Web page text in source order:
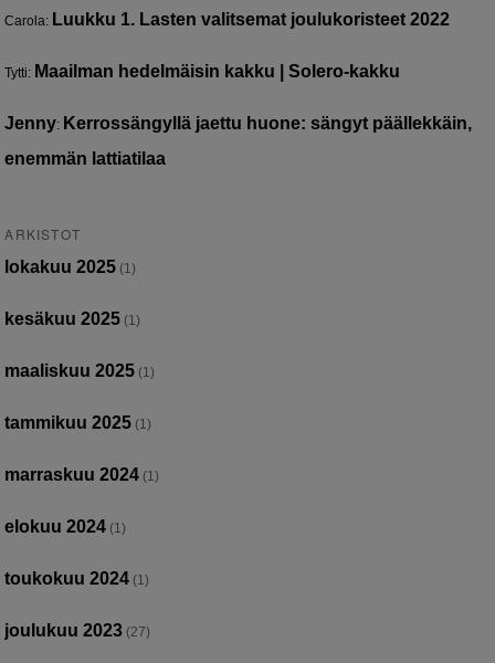
Carola: Luukku 1. Lasten valitsemat joulukoristeet 2022
Tytti: Maailman hedelmäisin kakku | Solero-kakku
Jenny: Kerrossängyllä jaettu huone: sängyt päällekkäin,
enemmän lattiatilaa
ARKISTOT
lokakuu 2025 (1)
kesäkuu 2025 (1)
maaliskuu 2025 (1)
tammikuu 2025 (1)
marraskuu 2024 (1)
elokuu 2024 (1)
toukokuu 2024 (1)
joulukuu 2023 (27)